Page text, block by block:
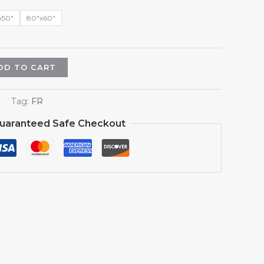
through
80"x60"
TO CART
Tag: FR
Safe Checkout